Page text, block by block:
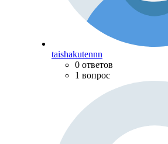
taishakutennn
0 ответов
1 вопрос